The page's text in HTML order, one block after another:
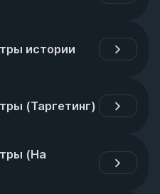
истории
(Таргетинг)
(На